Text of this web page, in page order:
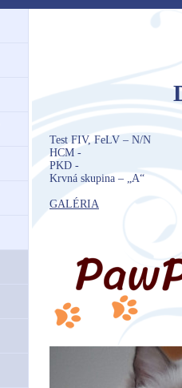
Test FIV, FeLV – N/N
HCM -
PKD -
Krvná skupina – „A“
GALÉRIA